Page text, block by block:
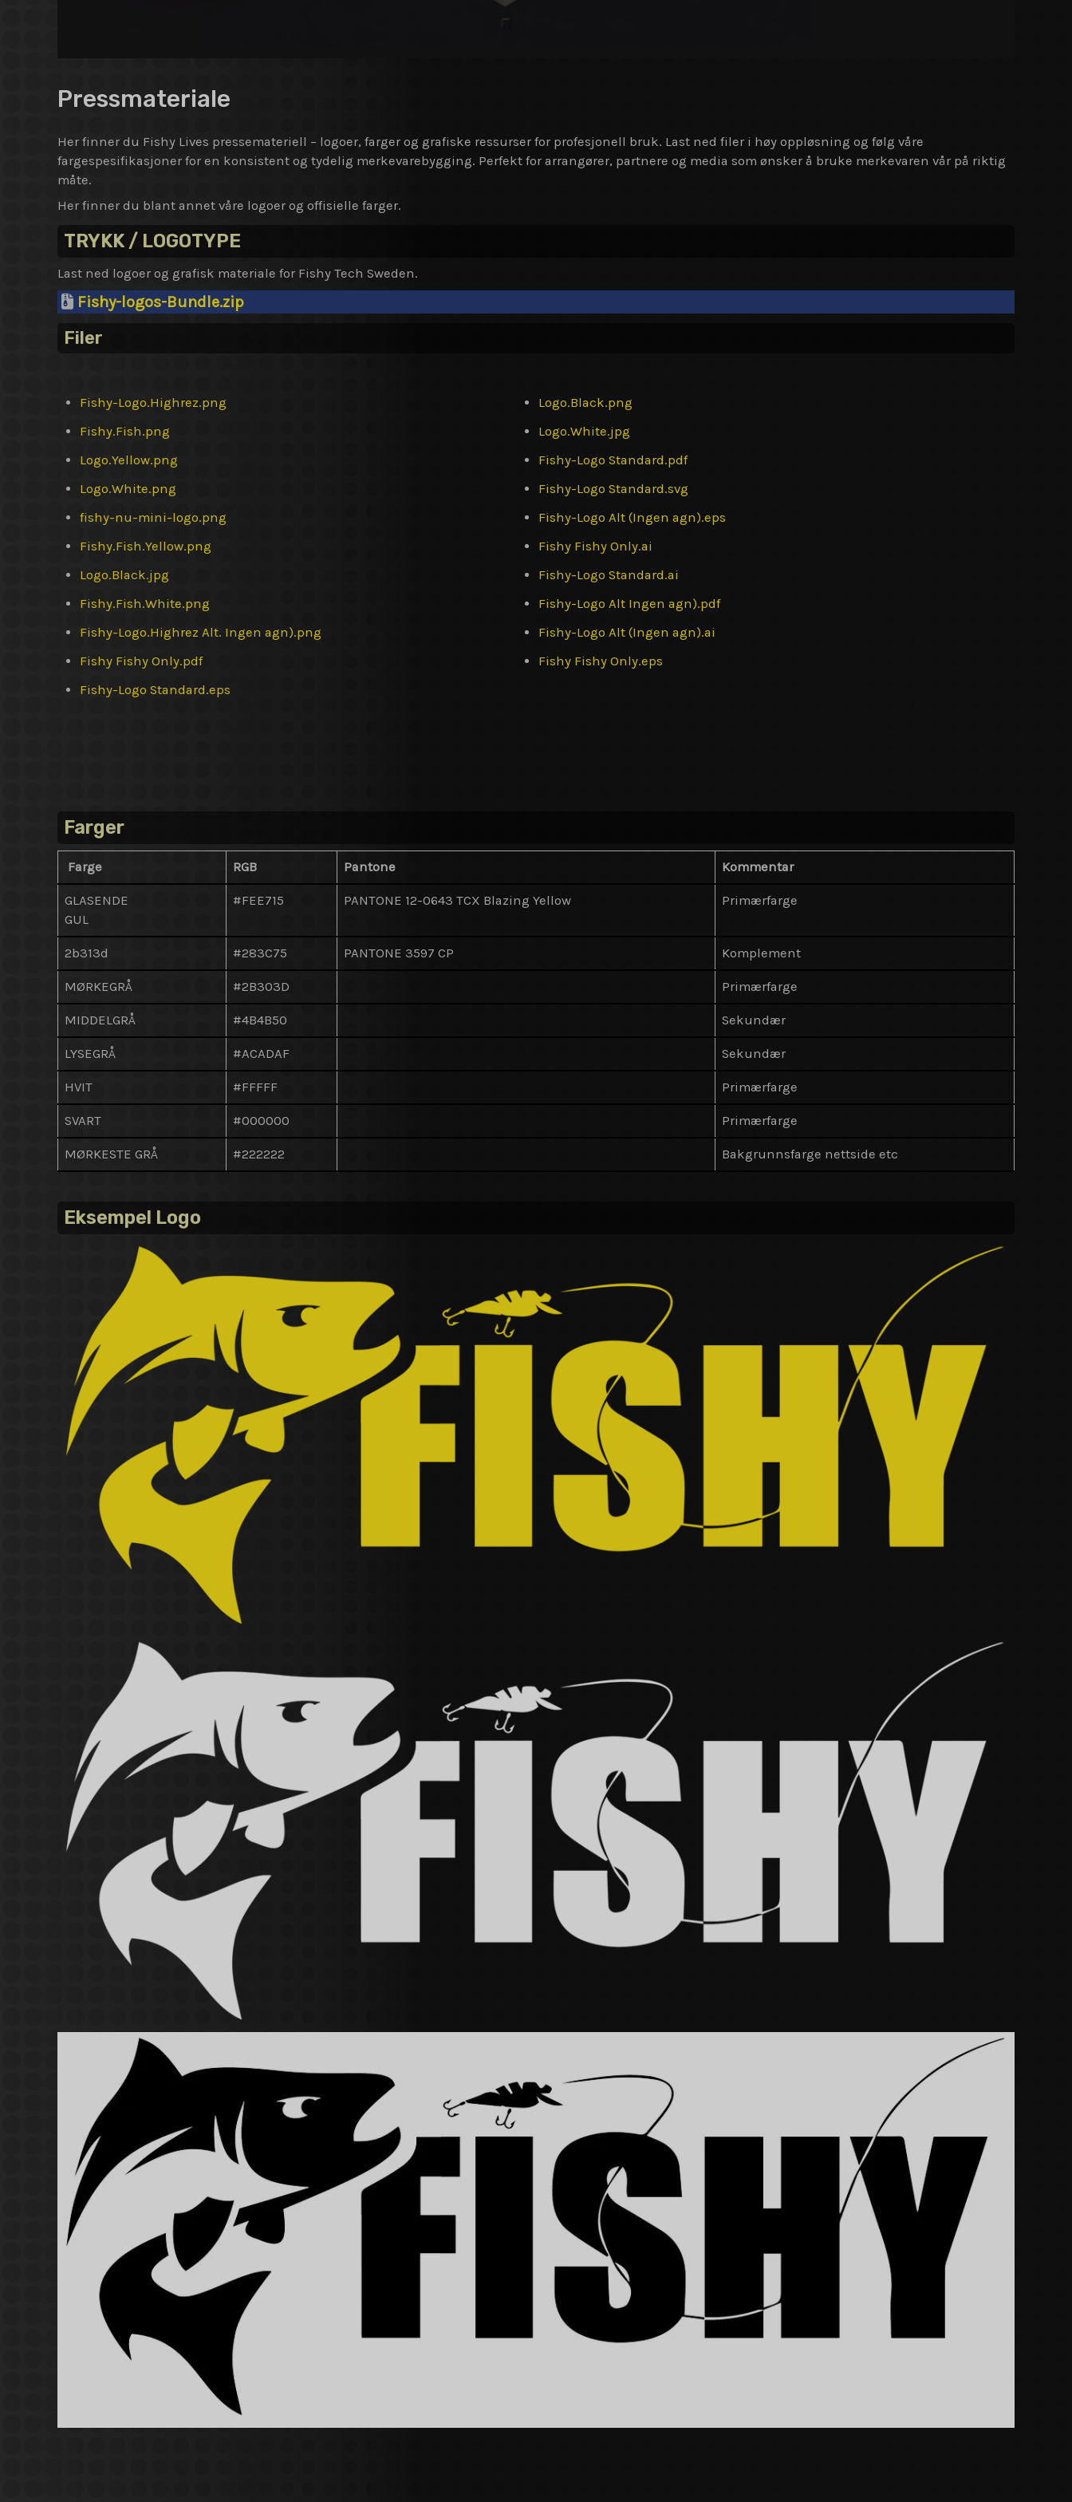
Pressmateriale
Her finner du Fishy Lives pressemateriell – logoer, farger og grafiske ressurser for profesjonell bruk. Last ned filer i høy oppløsning og følg våre
fargespesifikasjoner for en konsistent og tydelig merkevarebygging. Perfekt for arrangører, partnere og media som ønsker å bruke merkevaren vår på riktig
måte.
Her finner du blant annet våre logoer og offisielle farger.
TRYKK / LOGOTYPE
Last ned logoer og grafisk materiale for Fishy Tech Sweden.
Fishy-logos-Bundle.zip
Filer
Fishy-Logo.Highrez.png
Fishy.Fish.png
Logo.Yellow.png
Logo.White.png
fishy-nu-mini-logo.png
Fishy.Fish.Yellow.png
Logo.Black.jpg
Fishy.Fish.White.png
Fishy-Logo.Highrez Alt. Ingen agn).png
Fishy Fishy Only.pdf
Fishy-Logo Standard.eps
Logo.Black.png
Logo.White.jpg
Fishy-Logo Standard.pdf
Fishy-Logo Standard.svg
Fishy-Logo Alt (Ingen agn).eps
Fishy Fishy Only.ai
Fishy-Logo Standard.ai
Fishy-Logo Alt Ingen agn).pdf
Fishy-Logo Alt (Ingen agn).ai
Fishy Fishy Only.eps
Farger
Farge RGB Pantone Kommentar
GLASENDE
GUL
#FEE715 PANTONE 12-0643 TCX Blazing Yellow Primærfarge
2b313d #283C75 PANTONE 3597 CP Komplement
MØRKEGRÅ #2B303D Primærfarge
MIDDELGRÅ #4B4B50 Sekundær
LYSEGRÅ #ACADAF Sekundær
HVIT #FFFFF Primærfarge
SVART #000000 Primærfarge
MØRKESTE GRÅ #222222 Bakgrunnsfarge nettside etc
Eksempel Logo